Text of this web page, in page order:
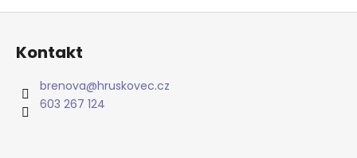
Z
Kontakt
brenova@hruskovec.cz
603 267 124